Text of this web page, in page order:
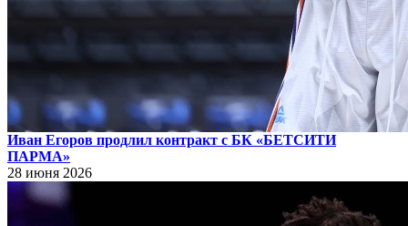
Иван Егоров продлил контракт с БК «БЕТСИТИ
ПАРМА»
28 июня 2026